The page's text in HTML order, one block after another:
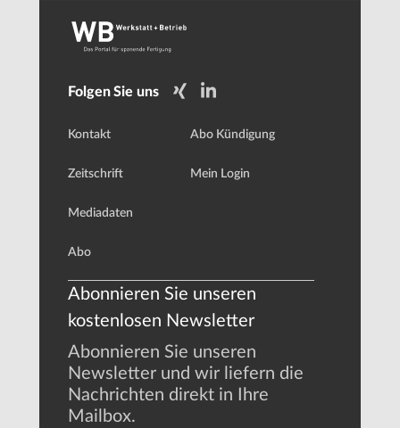
Folgen Sie uns
Kontakt
Zeitschrift
Mediadaten
Abo
Abo Kündigung
Mein Login
Abonnieren Sie unseren
kostenlosen Newsletter
Abonnieren Sie unseren
Newsletter und wir liefern die
Nachrichten direkt in Ihre
Mailbox.